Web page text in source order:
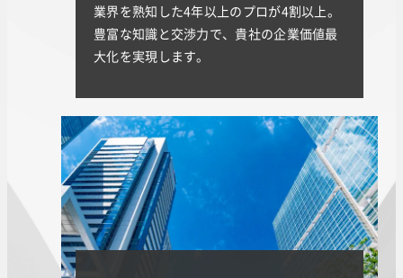
業界を熟知した4年以上のプロが4割以上。
豊富な知識と交渉力で、貴社の企業価値最
大化を実現します。